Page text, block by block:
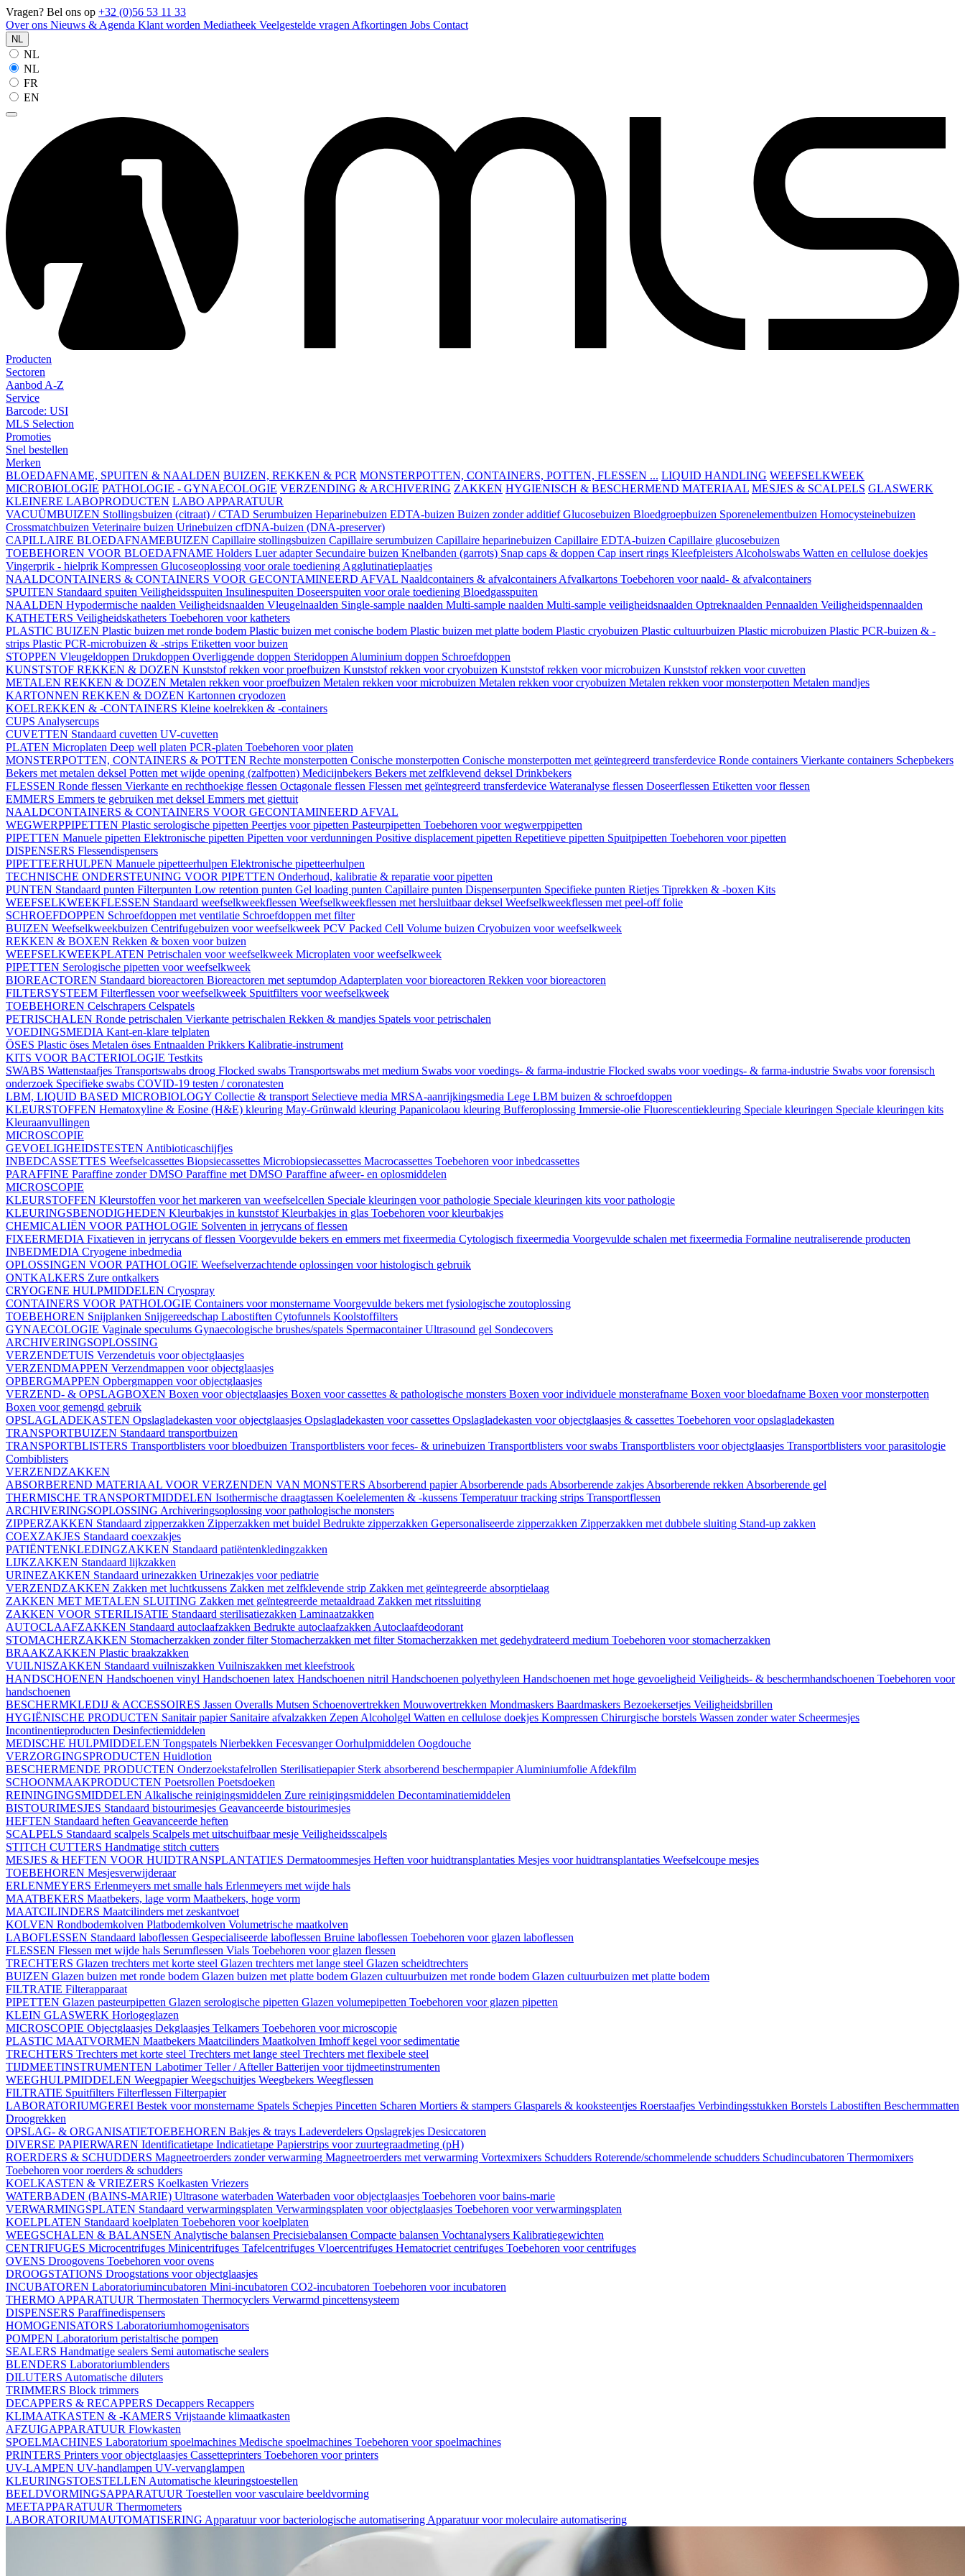
Vragen? Bel ons op +32 (0)56 53 11 33
Over ons Nieuws & Agenda Klant worden Mediatheek Veelgestelde vragen Afkortingen Jobs Contact
NL
NL
NL
FR
EN
Producten
Sectoren
Aanbod A-Z
Service
Barcode: USI
MLS Selection
Promoties
Snel bestellen
Merken
BLOEDAFNAME, SPUITEN & NAALDEN BUIZEN, REKKEN & PCR MONSTERPOTTEN, CONTAINERS, POTTEN, FLESSEN ... LIQUID HANDLING WEEFSELKWEEK
MICROBIOLOGIE PATHOLOGIE - GYNAECOLOGIE VERZENDING & ARCHIVERING ZAKKEN HYGIENISCH & BESCHERMEND MATERIAAL MESJES & SCALPELS GLASWERK
KLEINERE LABOPRODUCTEN LABO APPARATUUR
VACUÜMBUIZEN Stollingsbuizen (citraat) / CTAD Serumbuizen Heparinebuizen EDTA-buizen Buizen zonder additiefGlucosebuizen Bloedgroepbuizen Sporenelementbuizen Homocysteinebuizen
Crossmatchbuizen Veterinaire buizen Urinebuizen cfDNA-buizen (DNA-preserver)
CAPILLAIRE BLOEDAFNAMEBUIZEN Capillaire stollingsbuizen Capillaire serumbuizen Capillaire heparinebuizen Capillaire EDTA-buizen Capillaire glucosebuizen
TOEBEHOREN VOOR BLOEDAFNAME Holders Luer adapter Secundaire buizen Knelbanden (garrots) Snap caps & doppen Cap insert rings Kleefpleisters Alcoholswabs Watten en cellulose doekjes
Vingerprik - hielprik Kompressen Glucoseoplossing voor orale toediening Agglutinatieplaatjes
NAALDCONTAINERS & CONTAINERS VOOR GECONTAMINEERD AFVAL Naaldcontainers & afvalcontainers Afvalkartons Toebehoren voor naald- & afvalcontainers
SPUITEN Standaard spuiten Veiligheidsspuiten Insulinespuiten Doseerspuiten voor orale toediening Bloedgasspuiten
NAALDEN Hypodermische naalden Veiligheidsnaalden Vleugelnaalden Single-sample naalden Multi-sample naalden Multi-sample veiligheidsnaalden Optreknaalden Pennaalden Veiligheidspennaalden
KATHETERS Veiligheidskatheters Toebehoren voor katheters
PLASTIC BUIZEN Plastic buizen met ronde bodem Plastic buizen met conische bodem Plastic buizen met platte bodem Plastic cryobuizen Plastic cultuurbuizen Plastic microbuizen Plastic PCR-buizen & -
strips Plastic PCR-microbuizen & -strips Etiketten voor buizen
STOPPEN Vleugeldoppen Drukdoppen Overliggende doppen Steridoppen Aluminium doppen Schroefdoppen
KUNSTSTOF REKKEN & DOZEN Kunststof rekken voor proefbuizen Kunststof rekken voor cryobuizen Kunststof rekken voor microbuizen Kunststof rekken voor cuvetten
METALEN REKKEN & DOZEN Metalen rekken voor proefbuizen Metalen rekken voor microbuizen Metalen rekken voor cryobuizen Metalen rekken voor monsterpotten Metalen mandjes
KARTONNEN REKKEN & DOZEN Kartonnen cryodozen
KOELREKKEN & -CONTAINERS Kleine koelrekken & -containers
CUPS Analysercups
CUVETTEN Standaard cuvetten UV-cuvetten
PLATEN Microplaten Deep well platen PCR-platen Toebehoren voor platen
MONSTERPOTTEN, CONTAINERS & POTTEN Rechte monsterpotten Conische monsterpotten Conische monsterpotten met geïntegreerd transferdevice Ronde containers Vierkante containers Schepbekers
Bekers met metalen deksel Potten met wijde opening (zalfpotten) Medicijnbekers Bekers met zelfklevend deksel Drinkbekers
FLESSEN Ronde flessen Vierkante en rechthoekige flessen Octagonale flessen Flessen met geïntegreerd transferdevice Wateranalyse flessen Doseerflessen Etiketten voor flessen
EMMERS Emmers te gebruiken met deksel Emmers met giettuit
NAALDCONTAINERS & CONTAINERS VOOR GECONTAMINEERD AFVAL
WEGWERPPIPETTEN Plastic serologische pipetten Peertjes voor pipetten Pasteurpipetten Toebehoren voor wegwerppipetten
PIPETTEN Manuele pipetten Elektronische pipetten Pipetten voor verdunningen Positive displacement pipetten Repetitieve pipetten Spuitpipetten Toebehoren voor pipetten
DISPENSERS Flessendispensers
PIPETTEERHULPEN Manuele pipetteerhulpen Elektronische pipetteerhulpen
TECHNISCHE ONDERSTEUNING VOOR PIPETTEN Onderhoud, kalibratie & reparatie voor pipetten
PUNTEN Standaard punten Filterpunten Low retention punten Gel loading punten Capillaire punten Dispenserpunten Specifieke punten Rietjes Tiprekken & -boxen Kits
WEEFSELKWEEKFLESSEN Standaard weefselkweekflessen Weefselkweekflessen met hersluitbaar deksel Weefselkweekflessen met peel-off folie
SCHROEFDOPPEN Schroefdoppen met ventilatie Schroefdoppen met filter
BUIZEN Weefselkweekbuizen Centrifugebuizen voor weefselkweek PCV Packed Cell Volume buizen Cryobuizen voor weefselkweek
REKKEN & BOXEN Rekken & boxen voor buizen
WEEFSELKWEEKPLATEN Petrischalen voor weefselkweek Microplaten voor weefselkweek
PIPETTEN Serologische pipetten voor weefselkweek
BIOREACTOREN Standaard bioreactoren Bioreactoren met septumdop Adapterplaten voor bioreactoren Rekken voor bioreactoren
FILTERSYSTEEM Filterflessen voor weefselkweek Spuitfilters voor weefselkweek
TOEBEHOREN Celschrapers Celspatels
PETRISCHALEN Ronde petrischalen Vierkante petrischalen Rekken & mandjes Spatels voor petrischalen
VOEDINGSMEDIA Kant-en-klare telplaten
ÖSES Plastic öses Metalen öses Entnaalden Prikkers Kalibratie-instrument
KITS VOOR BACTERIOLOGIE Testkits
SWABS Wattenstaafjes Transportswabs droog Flocked swabs Transportswabs met medium Swabs voor voedings- & farma-industrie Flocked swabs voor voedings- & farma-industrie Swabs voor forensisch
onderzoek Specifieke swabs COVID-19 testen / coronatesten
LBM, LIQUID BASED MICROBIOLOGY Collectie & transport Selectieve media MRSA-aanrijkingsmedia Lege LBM buizen & schroefdoppen
KLEURSTOFFEN Hematoxyline & Eosine (H&E) kleuring May-Grünwald kleuring Papanicolaou kleuring Bufferoplossing Immersie-olie Fluorescentiekleuring Speciale kleuringen Speciale kleuringen kits
Kleuraanvullingen
MICROSCOPIE
GEVOELIGHEIDSTESTEN Antibioticaschijfjes
INBEDCASSETTES Weefselcassettes Biopsiecassettes Microbiopsiecassettes Macrocassettes Toebehoren voor inbedcassettes
PARAFFINE Paraffine zonder DMSO Paraffine met DMSO Paraffine afweer- en oplosmiddelen
MICROSCOPIE
KLEURSTOFFEN Kleurstoffen voor het markeren van weefselcellen Speciale kleuringen voor pathologie Speciale kleuringen kits voor pathologie
KLEURINGSBENODIGHEDEN Kleurbakjes in kunststofKleurbakjes in glas Toebehoren voor kleurbakjes
CHEMICALIËN VOOR PATHOLOGIE Solventen in jerrycans of flessen
FIXEERMEDIA Fixatieven in jerrycans of flessen Voorgevulde bekers en emmers met fixeermedia Cytologisch fixeermedia Voorgevulde schalen met fixeermedia Formaline neutraliserende producten
INBEDMEDIA Cryogene inbedmedia
OPLOSSINGEN VOOR PATHOLOGIE Weefselverzachtende oplossingen voor histologisch gebruik
ONTKALKERS Zure ontkalkers
CRYOGENE HULPMIDDELEN Cryospray
CONTAINERS VOOR PATHOLOGIE Containers voor monstername Voorgevulde bekers met fysiologische zoutoplossing
TOEBEHOREN Snijplanken Snijgereedschap Labostiften Cytofunnels Koolstoffilters
GYNAECOLOGIE Vaginale speculums Gynaecologische brushes/spatels SpermacontainerUltrasound gel Sondecovers
ARCHIVERINGSOPLOSSING
VERZENDETUIS Verzendetuis voor objectglaasjes
VERZENDMAPPEN Verzendmappen voor objectglaasjes
OPBERGMAPPEN Opbergmappen voor objectglaasjes
VERZEND- & OPSLAGBOXEN Boxen voor objectglaasjes Boxen voor cassettes & pathologische monsters Boxen voor individuele monsterafname Boxen voor bloedafname Boxen voor monsterpotten
Boxen voor gemengd gebruik
OPSLAGLADEKASTEN Opslagladekasten voor objectglaasjes Opslagladekasten voor cassettes Opslagladekasten voor objectglaasjes & cassettes Toebehoren voor opslagladekasten
TRANSPORTBUIZEN Standaard transportbuizen
TRANSPORTBLISTERS Transportblisters voor bloedbuizen Transportblisters voor feces- & urinebuizen Transportblisters voor swabs Transportblisters voor objectglaasjes Transportblisters voor parasitologie
Combiblisters
VERZENDZAKKEN
ABSORBEREND MATERIAAL VOOR VERZENDEN VAN MONSTERS Absorberend papierAbsorberende pads Absorberende zakjes Absorberende rekken Absorberende gel
THERMISCHE TRANSPORTMIDDELEN Isothermische draagtassen Koelelementen & -kussens Temperatuur tracking strips Transportflessen
ARCHIVERINGSOPLOSSING Archiveringsoplossing voor pathologische monsters
ZIPPERZAKKEN Standaard zipperzakken Zipperzakken met buidel Bedrukte zipperzakken Gepersonaliseerde zipperzakken Zipperzakken met dubbele sluiting Stand-up zakken
COEXZAKJES Standaard coexzakjes
PATIËNTENKLEDINGZAKKEN Standaard patiëntenkledingzakken
LIJKZAKKEN Standaard lijkzakken
URINEZAKKEN Standaard urinezakken Urinezakjes voor pediatrie
VERZENDZAKKEN Zakken met luchtkussens Zakken met zelfklevende strip Zakken met geïntegreerde absorptielaag
ZAKKEN MET METALEN SLUITING Zakken met geïntegreerde metaaldraad Zakken met ritssluiting
ZAKKEN VOOR STERILISATIE Standaard sterilisatiezakken Laminaatzakken
AUTOCLAAFZAKKEN Standaard autoclaafzakken Bedrukte autoclaafzakken Autoclaafdeodorant
STOMACHERZAKKEN Stomacherzakken zonder filter Stomacherzakken met filter Stomacherzakken met gedehydrateerd medium Toebehoren voor stomacherzakken
BRAAKZAKKEN Plastic braakzakken
VUILNISZAKKEN Standaard vuilniszakken Vuilniszakken met kleefstrook
HANDSCHOENEN Handschoenen vinyl Handschoenen latex Handschoenen nitril Handschoenen polyethyleen Handschoenen met hoge gevoeligheid Veiligheids- & beschermhandschoenen Toebehoren voor
handschoenen
BESCHERMKLEDIJ & ACCESSOIRES Jassen Overalls Mutsen Schoenovertrekken Mouwovertrekken Mondmaskers Baardmaskers Bezoekersetjes Veiligheidsbrillen
HYGIËNISCHE PRODUCTEN Sanitair papier Sanitaire afvalzakken Zepen Alcoholgel Watten en cellulose doekjes Kompressen Chirurgische borstels Wassen zonder water Scheermesjes
Incontinentieproducten Desinfectiemiddelen
MEDISCHE HULPMIDDELEN Tongspatels Nierbekken FecesvangerOorhulpmiddelen Oogdouche
VERZORGINGSPRODUCTEN Huidlotion
BESCHERMENDE PRODUCTEN Onderzoekstafelrollen Sterilisatiepapier Sterk absorberend beschermpapierAluminiumfolie Afdekfilm
SCHOONMAAKPRODUCTEN Poetsrollen Poetsdoeken
REININGINGSMIDDELEN Alkalische reinigingsmiddelen Zure reinigingsmiddelen Decontaminatiemiddelen
BISTOURIMESJES Standaard bistourimesjes Geavanceerde bistourimesjes
HEFTEN Standaard heften Geavanceerde heften
SCALPELS Standaard scalpels Scalpels met uitschuifbaar mesje Veiligheidsscalpels
STITCH CUTTERS Handmatige stitch cutters
MESJES & HEFTEN VOOR HUIDTRANSPLANTATIES Dermatoommesjes Heften voor huidtransplantaties Mesjes voor huidtransplantaties Weefselcoupe mesjes
TOEBEHOREN Mesjesverwijderaar
ERLENMEYERS Erlenmeyers met smalle hals Erlenmeyers met wijde hals
MAATBEKERS Maatbekers, lage vorm Maatbekers, hoge vorm
MAATCILINDERS Maatcilinders met zeskantvoet
KOLVEN Rondbodemkolven Platbodemkolven Volumetrische maatkolven
LABOFLESSEN Standaard laboflessen Gespecialiseerde laboflessen Bruine laboflessen Toebehoren voor glazen laboflessen
FLESSEN Flessen met wijde hals Serumflessen Vials Toebehoren voor glazen flessen
TRECHTERS Glazen trechters met korte steel Glazen trechters met lange steel Glazen scheidtrechters
BUIZEN Glazen buizen met ronde bodem Glazen buizen met platte bodem Glazen cultuurbuizen met ronde bodem Glazen cultuurbuizen met platte bodem
FILTRATIE Filterapparaat
PIPETTEN Glazen pasteurpipetten Glazen serologische pipetten Glazen volumepipetten Toebehoren voor glazen pipetten
KLEIN GLASWERK Horlogeglazen
MICROSCOPIE Objectglaasjes Dekglaasjes Telkamers Toebehoren voor microscopie
PLASTIC MAATVORMEN Maatbekers Maatcilinders Maatkolven Imhoff kegel voor sedimentatie
TRECHTERS Trechters met korte steel Trechters met lange steel Trechters met flexibele steel
TIJDMEETINSTRUMENTEN LabotimerTeller / AftellerBatterijen voor tijdmeetinstrumenten
WEEGHULPMIDDELEN WeegpapierWeegschuitjes Weegbekers Weegflessen
FILTRATIE Spuitfilters Filterflessen Filterpapier
LABORATORIUMGEREI Bestek voor monstername Spatels Schepjes Pincetten Scharen Mortiers & stampers Glasparels & kooksteentjes Roerstaafjes Verbindingsstukken Borstels Labostiften Beschermmatten
Droogrekken
OPSLAG- & ORGANISATIETOEBEHOREN Bakjes & trays Ladeverdelers Opslagrekjes Desiccatoren
DIVERSE PAPIERWAREN Identificatietape Indicatietape Papierstrips voor zuurtegraadmeting (pH)
ROERDERS & SCHUDDERS Magneetroerders zonder verwarming Magneetroerders met verwarming Vortexmixers Schudders Roterende/schommelende schudders Schudincubatoren Thermomixers
Toebehoren voor roerders & schudders
KOELKASTEN & VRIEZERS Koelkasten Vriezers
WATERBADEN (BAINS-MARIE) Ultrasone waterbaden Waterbaden voor objectglaasjes Toebehoren voor bains-marie
VERWARMINGSPLATEN Standaard verwarmingsplaten Verwarmingsplaten voor objectglaasjes Toebehoren voor verwarmingsplaten
KOELPLATEN Standaard koelplaten Toebehoren voor koelplaten
WEEGSCHALEN & BALANSEN Analytische balansen Precisiebalansen Compacte balansen Vochtanalysers Kalibratiegewichten
CENTRIFUGES Microcentrifuges Minicentrifuges Tafelcentrifuges Vloercentrifuges Hematocriet centrifuges Toebehoren voor centrifuges
OVENS Droogovens Toebehoren voor ovens
DROOGSTATIONS Droogstations voor objectglaasjes
INCUBATOREN Laboratoriumincubatoren Mini-incubatoren CO2-incubatoren Toebehoren voor incubatoren
THERMO APPARATUUR Thermostaten Thermocyclers Verwarmd pincettensysteem
DISPENSERS Paraffinedispensers
HOMOGENISATORS Laboratoriumhomogenisators
POMPEN Laboratorium peristaltische pompen
SEALERS Handmatige sealers Semi automatische sealers
BLENDERS Laboratoriumblenders
DILUTERS Automatische diluters
TRIMMERS Block trimmers
DECAPPERS & RECAPPERS Decappers Recappers
KLIMAATKASTEN & -KAMERS Vrijstaande klimaatkasten
AFZUIGAPPARATUUR Flowkasten
SPOELMACHINES Laboratorium spoelmachines Medische spoelmachines Toebehoren voor spoelmachines
PRINTERS Printers voor objectglaasjes Cassetteprinters Toebehoren voor printers
UV-LAMPEN UV-handlampen UV-vervanglampen
KLEURINGSTOESTELLEN Automatische kleuringstoestellen
BEELDVORMINGSAPPARATUUR Toestellen voor vasculaire beeldvorming
MEETAPPARATUUR Thermometers
LABORATORIUMAUTOMATISERING Apparatuur voor bacteriologische automatisering Apparatuur voor moleculaire automatisering